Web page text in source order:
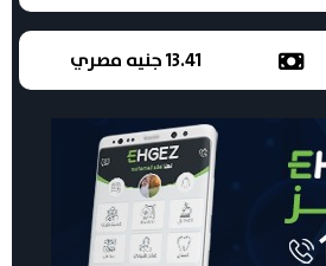
13.41 جنيه مصري